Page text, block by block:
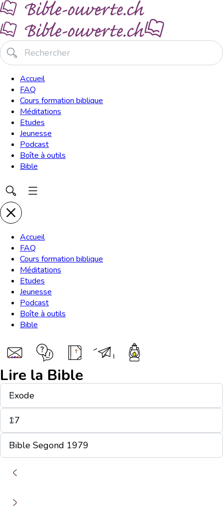
Accueil
FAQ
Cours formation biblique
Méditations
Etudes
Jeunesse
Podcast
Boîte à outils
Bible
Accueil
FAQ
Cours formation biblique
Méditations
Etudes
Jeunesse
Podcast
Boîte à outils
Bible
Lire la Bible